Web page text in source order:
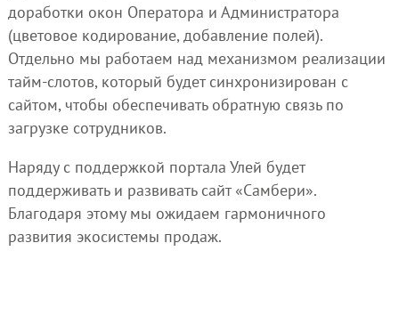
доработки окон Оператора и Администратора
(цветовое кодирование, добавление полей).
Отдельно мы работаем над механизмом реализации
тайм-слотов, который будет синхронизирован с
сайтом, чтобы обеспечивать обратную связь по
загрузке сотрудников.
Наряду с поддержкой портала Улей будет
поддерживать и развивать сайт «Самбери».
Благодаря этому мы ожидаем гармоничного
развития экосистемы продаж.